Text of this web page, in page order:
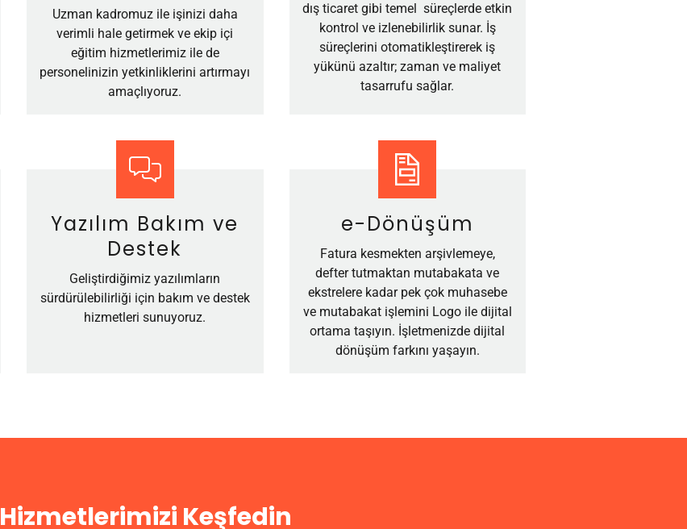
Uzman kadromuz ile işinizi daha
verimli hale getirmek ve ekip içi
eğitim hizmetlerimiz ile de
personelinizin yetkinliklerini artırmayı
amaçlıyoruz.
dış ticaret gibi temel süreçlerde etkin
kontrol ve izlenebilirlik sunar. İş
süreçlerini otomatikleştirerek iş
yükünü azaltır; zaman ve maliyet
tasarrufu sağlar.
Yazılım Bakım ve
Destek
Geliştirdiğimiz yazılımların
sürdürülebilirliği için bakım ve destek
hizmetleri sunuyoruz.
e-Dönüşüm
Fatura kesmekten arşivlemeye,
defter tutmaktan mutabakata ve
ekstrelere kadar pek çok muhasebe
ve mutabakat işlemini Logo ile dijital
ortama taşıyın. İşletmenizde dijital
dönüşüm farkını yaşayın.
Hizmetlerimizi Keşfedin